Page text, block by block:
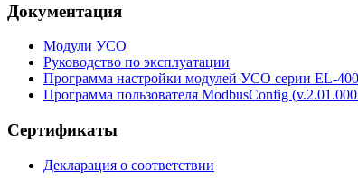
Документация
Модули УСО
Руководство по эксплуатации
Программа настройки модулей УСО серии EL-
Программа пользователя ModbusConfig
Сертификаты
Декларация о соответствии